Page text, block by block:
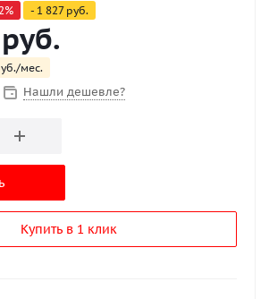
% - 1 827руб.
руб.
мес.
Нашли дешевле?
Купить в 1 клик